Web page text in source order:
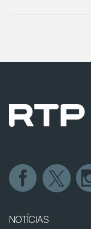
NOTÍCIAS